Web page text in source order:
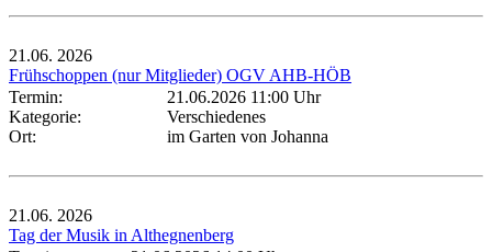
21.06. 2026
Frühschoppen (nur Mitglieder) OGV AHB-HÖB
Termin:
21.06.2026 11:00 Uhr
Kategorie:
Verschiedenes
Ort:
im Garten von Johanna
21.06. 2026
Tag der Musik in Althegnenberg